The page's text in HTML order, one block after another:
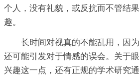
个人，没有礼貌，或反抗而不管结
趣。
长时间对视真的不能乱用，因
还可能引发对于情感的误会。关于
兴趣这一点，还有正规的学术研究